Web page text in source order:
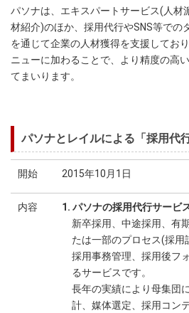
パソナは、エキスパートサービス(人材
材紹介)のほか、採用代行やSNS等での
を通じて企業の人材獲得を支援してお
ニューに加わることで、より精度の高
てまいります。
パソナとレイルによる「採用代
開始 2015年10月1日
内容
1. パソナの採用代行サービ
新卒採用、中途採用、有
たは一部のプロセス(採用
採用事務管理、採用後フ
るサービスです。
長年の実績により母集団
計、媒体選定、採用コン